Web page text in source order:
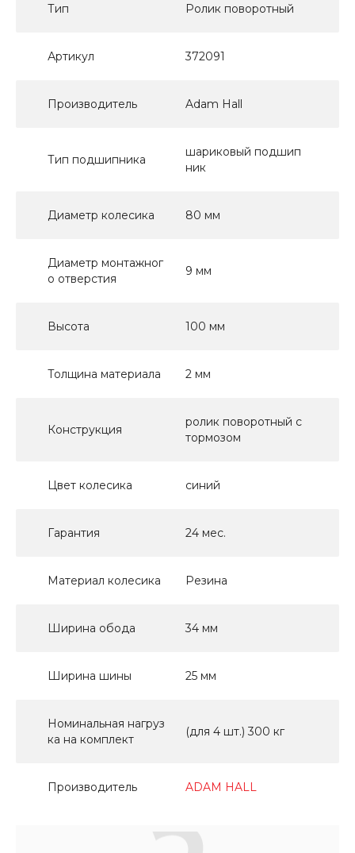
Тип Ролик поворотный
Артикул 372091
Производитель Adam Hall
Тип подшипника
шариковый подшип
ник
Диаметр колесика 80 мм
Диаметр монтажног
о отверстия
9 мм
Высота 100 мм
Толщина материала 2 мм
Конструкция
ролик поворотный с
тормозом
Цвет колесика синий
Гарантия 24 мес.
Материал колесика Резина
Ширина обода 34 мм
Ширина шины 25 мм
Номинальная нагруз
ка на комплект
(для 4 шт.) 300 кг
Производитель ADAM HALL